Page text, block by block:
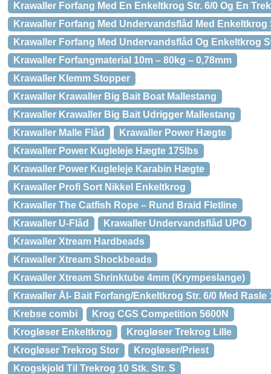
Krawaller Forfang Med En Enkeltkrog Str. 6/0 Og En
Krawaller Forfang Med Undervandsflåd Med Enkeltkrog
Krawaller Forfang Med Undervandsflåd Og Enkeltkrog
Krawaller Forfangmaterial 10m – 80kg – 0,78mm
Krawaller Klemm Stopper
Krawaller Krawaller Big Bait Boat Mallestang
Krawaller Krawaller Big Bait Udrigger Mallestang
Krawaller Malle Flåd
Krawaller Power Hægte
Krawaller Power Kugleleje Hægte 175lbs
Krawaller Power Kugleleje Karabin Hægte
Krawaller Profi Sort Nikkel Enkeltkrog
Krawaller The Catfish Rope – Rund Braid Fletline
Krawaller U-Flåd
Krawaller Undervandsflåd UPO
Krawaller Xtream Hardbeads
Krawaller Xtream Shockbeads
Krawaller Xtream Shrinktube 4mm (Krympeslange)
Krawaller Ål- Bait Forfang/Enkeltkrog Str. 6/0 Med Rasle
Krebse combi
Krog CGS Competition 5600N
Krogløser Enkeltkrog
Krogløser Trekrog Lille
Krogløser Trekrog Stor
Krogløser/Priest
Krogskjold Til Trekrog 10 Stk. Str. S